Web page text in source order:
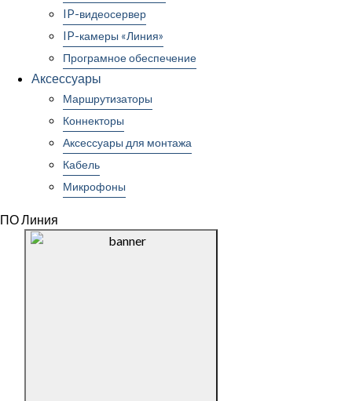
IP-видеосервер
IP-камеры «Линия»
Програмное обеспечение
Аксессуары
Маршрутизаторы
Коннекторы
Аксессуары для монтажа
Кабель
Микрофоны
ПО Линия